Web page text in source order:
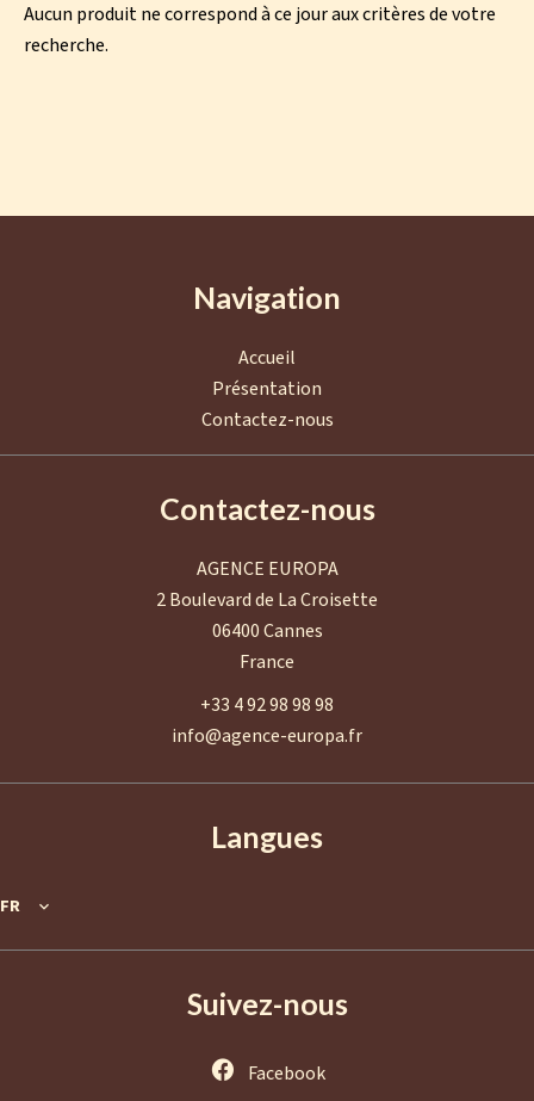
Aucun produit ne correspond à ce jour aux critères de votre
recherche.
Navigation
Accueil
Présentation
Contactez-nous
Contactez-nous
AGENCE EUROPA
2 Boulevard de La Croisette
06400Cannes
France
+33 4 92 98 98 98
info@agence-europa.fr
Langues
FR
Suivez-nous
Facebook